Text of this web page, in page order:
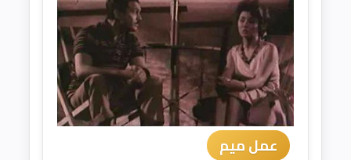
عمل ميم